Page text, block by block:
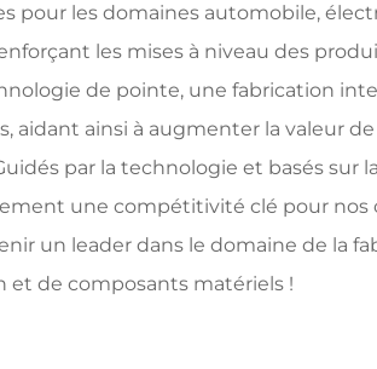
pour les domaines automobile,
les mises à niveau des
de pointe, une fabrication
aidant ainsi à augmenter la valeur
par la technologie et basés sur
une compétitivité clé pour nos
un leader dans le domaine de la
et de composants matériels !